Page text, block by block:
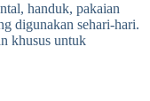
handuk, pakaian
digunakan sehari-hari.
khusus untuk